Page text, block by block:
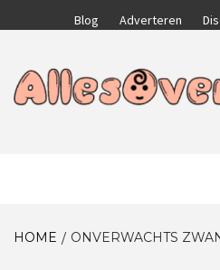
to
Blog Adverteren
HOME ONVERWACHTS